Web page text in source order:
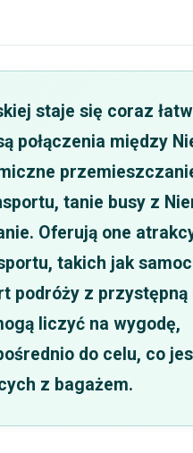
staje się coraz
połączenia między
tanie busy z
Oferują one
takich jak
podróży z przystępną
liczyć na wygodę,
do celu, co
z bagażem.